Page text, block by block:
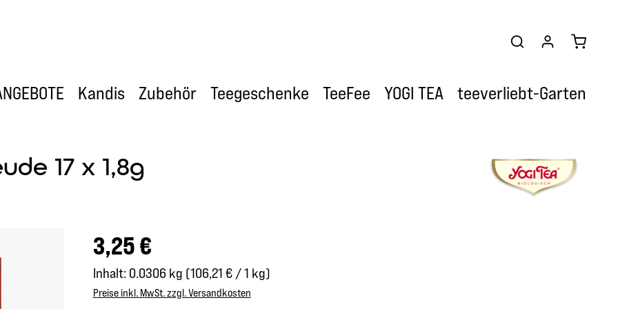
Kandis Zubehör Teegeschenke TeeFee YOGI TEA teeverliebt-Garten
17 x 1,8g
Regulärer Preis:
3,25 €
Inhalt: 0.0306 kg (106,21 € / 1 kg)
Preise inkl. MwSt. zzgl. Versandkosten